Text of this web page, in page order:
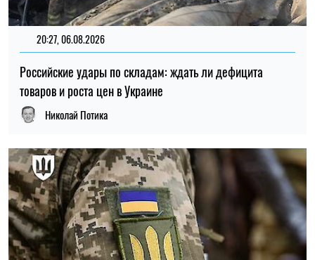
Федоров рассказал о конфликте вокруг реформ армии,
отношении к протестам и будущем войны – интервью NYT
Ирина Де Люсто